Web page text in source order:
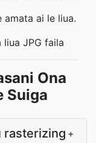
amata ai le liua.
liua JPG faila
Ona
Suiga
rasterizing +